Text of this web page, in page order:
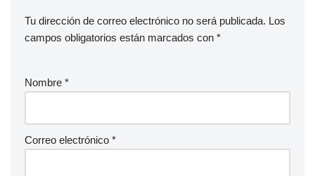
Tu dirección de correo electrónico no será publicada. Los
campos obligatorios están marcados con *
Nombre *
Correo electrónico *